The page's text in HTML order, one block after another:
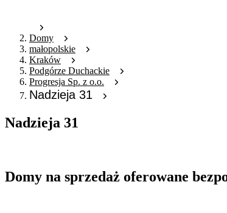
Domy
małopolskie
Kraków
Podgórze Duchackie
Progresja Sp. z o.o.
Nadzieja 31
Nadzieja 31
Domy na sprzedaż oferowane